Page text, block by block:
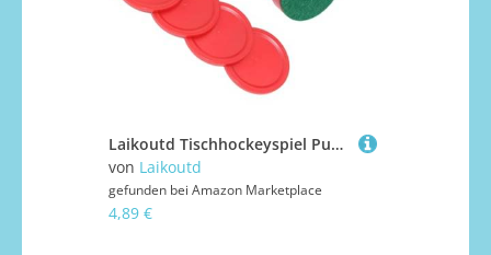
Laikoutd Tischhockeyspiel Pusher Set Kunststoff Paddel Ersatz Mit 4 Pucks Und Handlungen Für Lufttische Langlebige Luftausrüstungs Tischteil
von Laikoutd
gefunden bei Amazon Marketplace
4,89 €